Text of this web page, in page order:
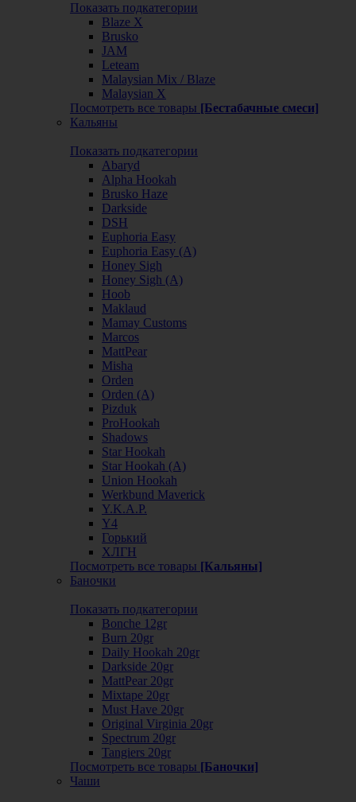
Показать подкатегории
Blaze X
Brusko
JAM
Leteam
Malaysian Mix / Blaze
Malaysian X
Посмотреть все товары [Бестабачные смеси]
Кальяны
Показать подкатегории
Abaryd
Alpha Hookah
Brusko Haze
Darkside
DSH
Euphoria Easy
Euphoria Easy (А)
Honey Sigh
Honey Sigh (А)
Hoob
Maklaud
Mamay Customs
Marcos
MattPear
Misha
Orden
Orden (А)
Pizduk
ProHookah
Shadows
Star Hookah
Star Hookah (А)
Union Hookah
Werkbund Maverick
Y.K.A.P.
Y4
Горький
ХЛГН
Посмотреть все товары [Кальяны]
Баночки
Показать подкатегории
Bonche 12gr
Burn 20gr
Daily Hookah 20gr
Darkside 20gr
MattPear 20gr
Mixtape 20gr
Must Have 20gr
Original Virginia 20gr
Spectrum 20gr
Tangiers 20gr
Посмотреть все товары [Баночки]
Чаши